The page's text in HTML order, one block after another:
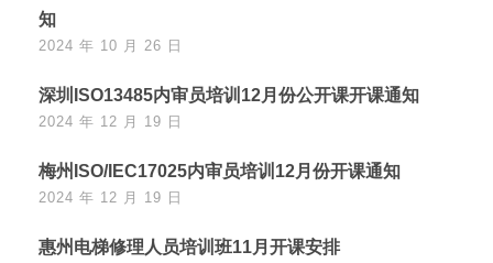
知
2024 年 10 月 26 日
深圳ISO13485内审员培训12月份公开课开课通知
2024 年 12 月 19 日
梅州ISO/IEC17025内审员培训12月份开课通知
2024 年 12 月 19 日
惠州电梯修理人员培训班11月开课安排